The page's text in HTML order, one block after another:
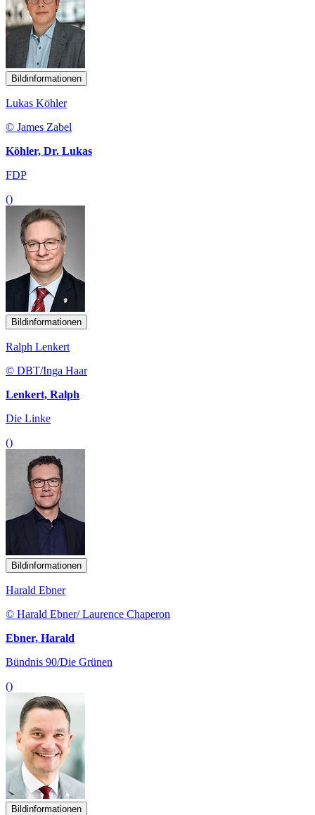
Bildinformationen
Lukas Köhler
© James Zabel
Köhler, Dr. Lukas
FDP
()
Bildinformationen
Ralph Lenkert
© DBT/Inga Haar
Lenkert, Ralph
Die Linke
()
Bildinformationen
Harald Ebner
© Harald Ebner/ Laurence Chaperon
Ebner, Harald
Bündnis 90/Die Grünen
()
Bildinformationen